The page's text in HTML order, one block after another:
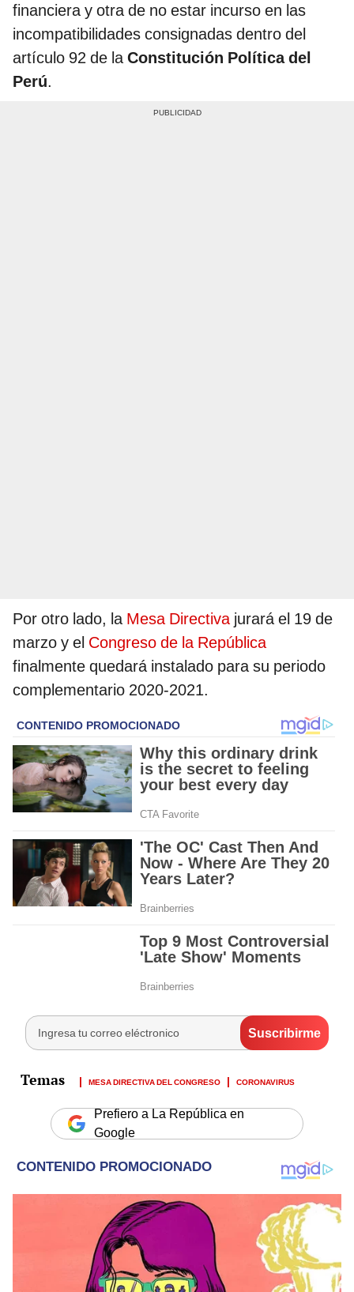
financiera y otra de no estar incurso en las
incompatibilidades consignadas dentro del
artículo 92 de laConstitución Política del
Perú.
Por otro lado, la Mesa Directivajurará el 19 de
marzo y el Congreso de la República
finalmente quedará instalado para su periodo
complementario 2020-2021.
MESA DIRECTIVA DEL CONGRESO CORONAVIRUS
Prefiero a La República en
Google